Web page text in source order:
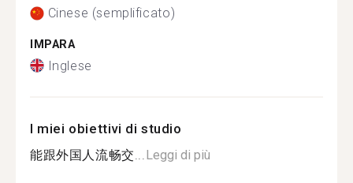
Cinese (semplificato)
IMPARA
Inglese
I miei obiettivi di studio
能跟外国人流畅交... Leggi di più